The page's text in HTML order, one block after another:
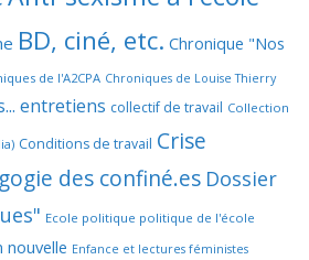
BD, ciné, etc. Chronique "Nos
de l'A2CPA Chroniques de Louise Thierry
entretiens collectif de travail Collection
Conditions de travail Crise
des confiné.es Dossier
Ecole politique politique de l'école
nouvelle Enfance et lectures féministes